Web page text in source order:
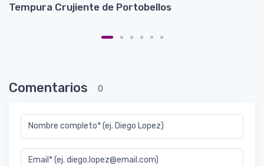
Tempura Crujiente de Portobellos
Comentarios 0
Nombre completo* (ej. Diego Lopez)
Email* (ej. diego.lopez@email.com)